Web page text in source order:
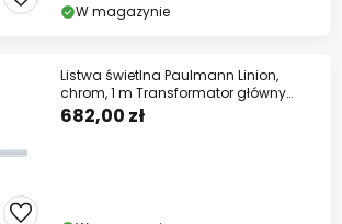
W magazynie
Listwa świetlna Paulmann Linion,
chrom, 1 m Transformator główny
włącz/wyłącz
682,00 zł